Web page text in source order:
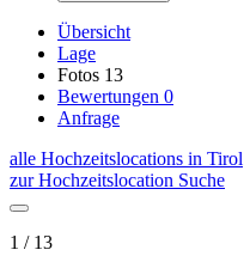
Übersicht
Lage
Fotos 13
Bewertungen 0
Anfrage
alle Hochzeitslocations in Tirol
zur Hochzeitslocation Suche
1 / 13